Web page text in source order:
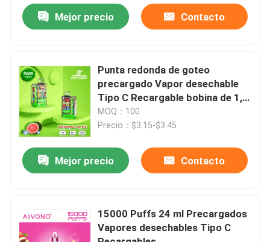
Sobre nosotros
Control de calidad
Éntrenos en contacto con
Noticias
Dispositivo disponible de CBD Vape
Mejor precio Contacto
Punta redonda de goteo
precargado Vapor desechable
Tipo C Recargable bobina de 1,2
ohm 0%/2%/3%5% Nic 9000
Puffs
MOQ：100
Precio：$3.15-$3.45
Mejor precio Contacto
15000 Puffs 24 ml Precargados
Vapores desechables Tipo C